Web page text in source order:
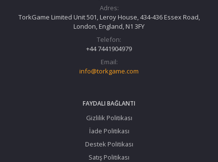
Adres:
TorkGame Limited Unit 501, Leroy House, 434-436 Essex Road,
London, England, N1 3FY
Telefon:
+44 7441904979
Email:
info@torkgame.com
FAYDALI BAĞLANTI
Gizlilik Politikası
İade Politikası
Destek Politikası
Satış Politikası